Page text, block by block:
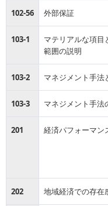
102-56 外部保証
103-1
マテリアルな項目
範囲の説明
103-2 マネジメント手法
103-3 マネジメント手法
201 経済パフォーマン
202 地域経済での存在